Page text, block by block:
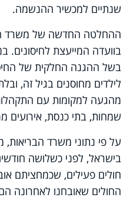
שנתיים למכשיר ההנשמה.
ההחלטה החדשה של משרד
בוועדה המייעצת לחיסונים.
בשל ההגנה החלקית של
לילדים מחוסנים בגיל זה,
מהגעה למקומות עם
שמחות, בתי כנסת, אירועים
על פי נתוני משרד
חולים פעילים, שכמחציתם
החולים שאובחנו לאחרונה